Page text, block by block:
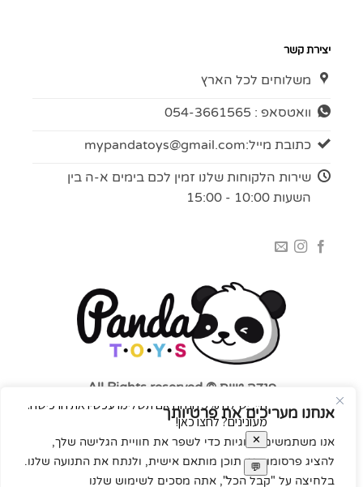
אנחנו מעריכים את פרטיותך
אנו משתמשים בעוגיות כדי לשפר את חוויית הגלישה שלך,
להציג פרסומות או תוכן מותאם אישית, ולנתח את התנועה שלנו.
בלחיצה על "קבל הכל", אתה מסכים לשימוש שלנו
יצירת קשר
משלוחים לכל הארץ
וואטסאפ : 054-3661565
כתובת מייל:mypandatoys@gmail.com
שירות הלקוחות שלנו זמין לכם בימים א-ה בין
השעות 10:00 - 15:00
פנדה טויס © All Rights reserved